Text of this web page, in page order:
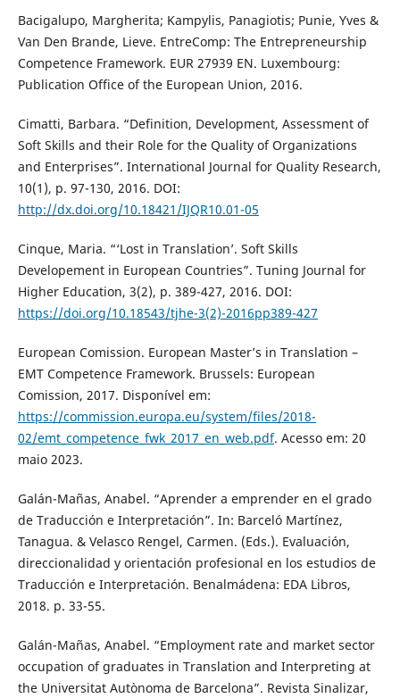
Bacigalupo, Margherita; Kampylis, Panagiotis; Punie, Yves &
Van Den Brande, Lieve. EntreComp: The Entrepreneurship
Competence Framework. EUR 27939 EN. Luxembourg:
Publication Office of the European Union, 2016.
Cimatti, Barbara. “Definition, Development, Assessment of
Soft Skills and their Role for the Quality of Organizations
and Enterprises”. International Journal for Quality Research,
10(1), p. 97-130, 2016. DOI:
http://dx.doi.org/10.18421/IJQR10.01-05
Cinque, Maria. “‘Lost in Translation’. Soft Skills
Developement in European Countries”. Tuning Journal for
Higher Education, 3(2), p. 389-427, 2016. DOI:
https://doi.org/10.18543/tjhe-3(2)-2016pp389-427
European Comission. European Master’s in Translation –
EMT Competence Framework. Brussels: European
Comission, 2017. Disponível em:
https://commission.europa.eu/system/files/2018-
02/emt_competence_fwk_2017_en_web.pdf. Acesso em: 20
maio 2023.
Galán-Mañas, Anabel. “Aprender a emprender en el grado
de Traducción e Interpretación”. In: Barceló Martínez,
Tanagua. & Velasco Rengel, Carmen. (Eds.). Evaluación,
direccionalidad y orientación profesional en los estudios de
Traducción e Interpretación. Benalmádena: EDA Libros,
2018. p. 33-55.
Galán-Mañas, Anabel. “Employment rate and market sector
occupation of graduates in Translation and Interpreting at
the Universitat Autònoma de Barcelona”. Revista Sinalizar,